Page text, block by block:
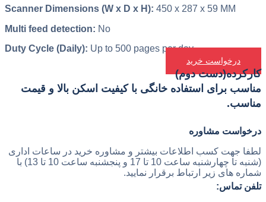
Scanner Dimensions (W x D x H): 450 x 287 x 59 MM
Multi feed detection: No
Duty Cycle (Daily): Up to 500 pages per day
درخواست خرید
کارکرده(دست دوم)
مناسب برای استفاده خانگی با کیفیت اسکن بالا و قیمت
مناسب.
درخواست مشاوره
لطفا جهت کسب اطلاعات بیشتر و مشاوره خرید در ساعات اداری
(شنبه تا چهارشنبه ساعت 10 تا 17 و پنجشنبه ساعت 10 تا 13) با
شماره های زیر ارتباط برقرار نمایید.
تلفن تماس: